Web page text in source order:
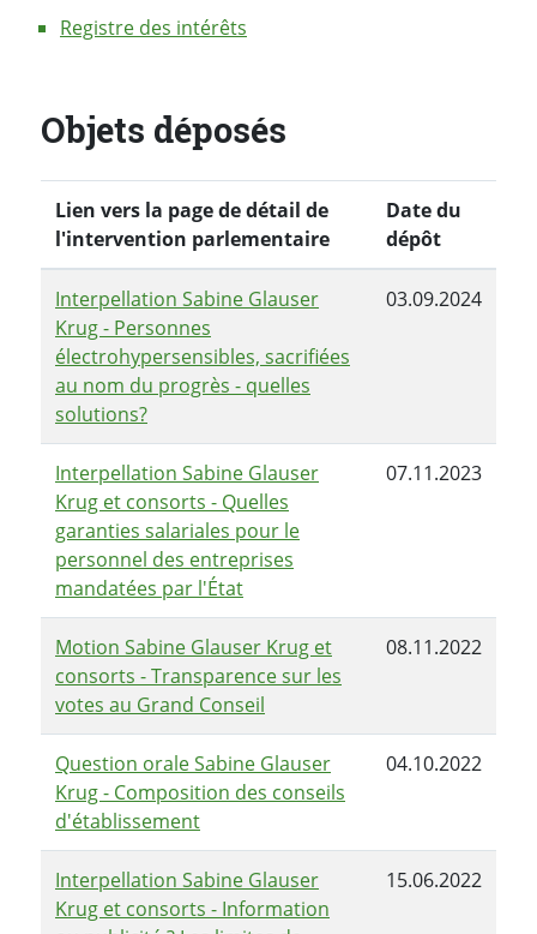
Registre des intérêts
Objets déposés
Lien vers la page de détail de
l'intervention parlementaire
Date du
dépôt
Interpellation Sabine Glauser
Krug - Personnes
électrohypersensibles, sacrifiées
au nom du progrès - quelles
solutions?
03.09.2024
Interpellation Sabine Glauser
Krug et consorts - Quelles
garanties salariales pour le
personnel des entreprises
mandatées par l'État
07.11.2023
Motion Sabine Glauser Krug et
consorts - Transparence sur les
votes au Grand Conseil
08.11.2022
Question orale Sabine Glauser
Krug - Composition des conseils
d'établissement
04.10.2022
Interpellation Sabine Glauser
Krug et consorts - Information
15.06.2022